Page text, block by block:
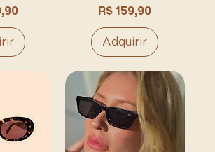
Preço
R$ 159,90
Adquirir